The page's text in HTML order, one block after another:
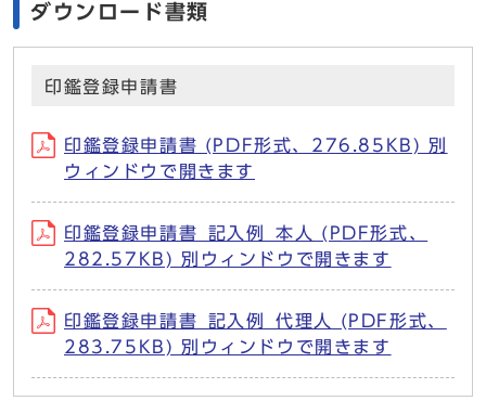
ダウンロード書類
印鑑登録申請書
印鑑登録申請書 (PDF形式、276.85KB) 別
ウィンドウで開きます
印鑑登録申請書_記入例_本人 (PDF形式、
282.57KB) 別ウィンドウで開きます
印鑑登録申請書_記入例_代理人 (PDF形式、
283.75KB) 別ウィンドウで開きます